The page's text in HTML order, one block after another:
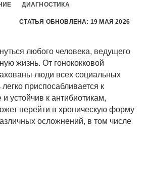
ДИАГНОСТИКА
СТАТЬЯ ОБНОВЛЕНА: 19 МАЯ 2026
любого человека, ведущего
жизнь. От гонококковой
люди всех социальных
приспосабливается к
устойчив к антибиотикам,
перейти в хроническую форму
осложнений, в том числе